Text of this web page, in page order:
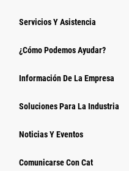
Servicios Y Asistencia
¿Cómo Podemos Ayudar?
Información De La Empresa
Soluciones Para La Industria
Noticias Y Eventos
Comunicarse Con Cat